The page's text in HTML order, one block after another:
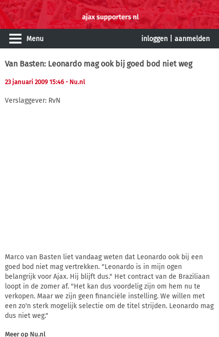
Menu inloggen aanmelden
Van Basten: Leonardo mag ook bij goed bod niet weg
23 januari 2009 15:46 - Nu.nl
Verslaggever: RvN
Marco van Basten liet vandaag weten dat Leonardo ook bij een
goed bod niet mag vertrekken. "Leonardo is in mijn ogen
belangrijk voor Ajax. Hij blijft dus." Het contract van de Braziliaan
loopt in de zomer af. "Het kan dus voordelig zijn om hem nu te
verkopen. Maar we zijn geen financiële instelling. We willen met
een zo'n sterk mogelijk selectie om de titel strijden. Leonardo mag
dus niet weg."
Meer op Nu.nl